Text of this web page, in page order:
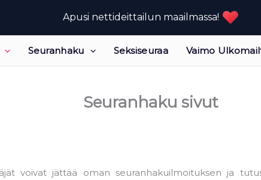
Apusi nettideittailun maailmassa!
Seuranhaku Seksiseuraa Vaimo
Seuranhaku sivut
voivat jättää oman seuranhakuilmoituksen ja